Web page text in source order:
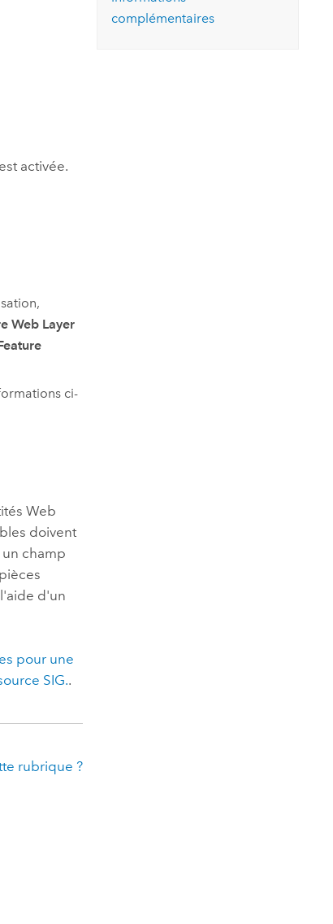
essai gratuit.
Explorer ce cours
Lire le récit
activée.
Web Layer
ci-
Web
doivent
champ
d'un
pour une
SIG..
rubrique ?
complémentaires